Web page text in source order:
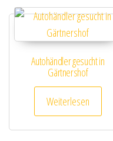
Autohändler gesucht in
Gärtnershof
Weiterlesen